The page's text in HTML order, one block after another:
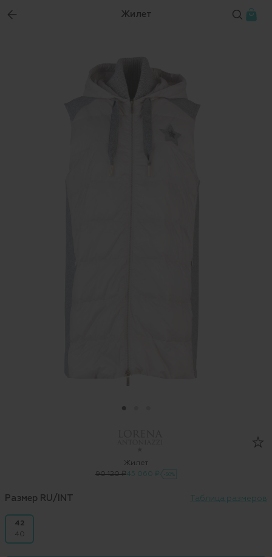
Жилет
Жилет
90 120 ₽45 060 ₽ -50%
Размер RU/INT Таблица размеров
42
40